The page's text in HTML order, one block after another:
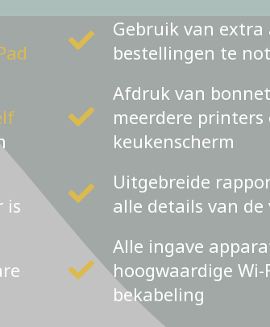
is
Gebruik van
bestellingen te
Afdruk van
meerdere
keukenscherm
Uitgebreide
alle details van
Alle ingave
hoogwaardige
bekabeling